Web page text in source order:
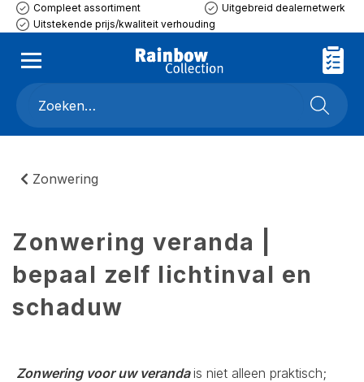
Compleet assortiment
Uitgebreid dealernetwerk
Uitstekende prijs/kwaliteit verhouding
Zonwering
Zonwering veranda |
bepaal zelf lichtinval en
schaduw
Zonwering voor uw verandais niet alleen praktisch;